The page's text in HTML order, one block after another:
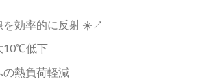
を効率的に反射 ☀️↗️
10℃低下
熱負荷軽減